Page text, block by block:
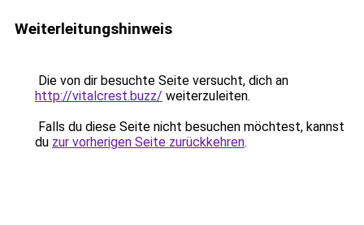
Weiterleitungshinweis
Die von dir besuchte Seite versucht, dich an
http://vitalcrest.buzz/ weiterzuleiten.
Falls du diese Seite nicht besuchen möchtest, kannst
du zur vorherigen Seite zurückkehren.